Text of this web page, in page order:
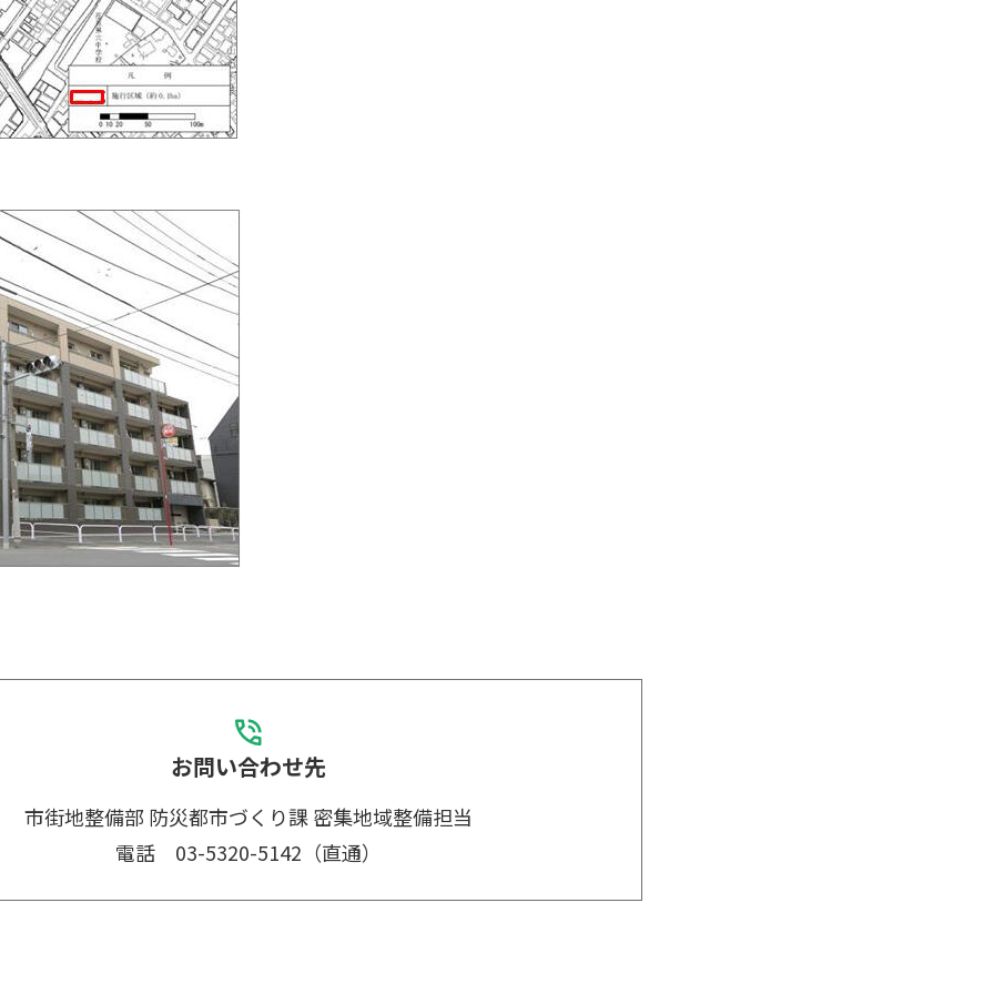
お問い合わせ先
市街地整備部 防災都市づくり課密集地域整備担当
電話 03-5320-5142（直通）